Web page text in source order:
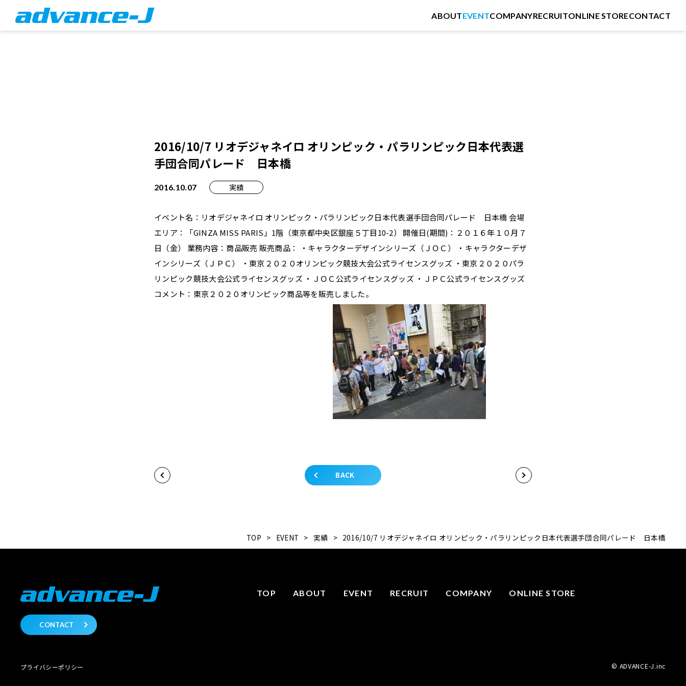
ABOUTEVENTCOMPANYRECRUITONLINE STORECONTACT
2016/10/7 リオデジャネイロ オリンピック・パラリンピック日本代表選
手団合同パレード 日本橋
2016.10.07 実績
イベント名：リオデジャネイロ オリンピック・パラリンピック日本代表選手団合同パレード 日本橋 会場
エリア：「GINZA MISS PARIS」1階（東京都中央区銀座５丁目10-2） 開催日(期間)：２０１６年１０月７
日（金） 業務内容：商品販売 販売商品： ・キャラクターデザインシリーズ（ＪＯＣ） ・キャラクターデザ
インシリーズ（ＪＰＣ） ・東京２０２０オリンピック競技大会公式ライセンスグッズ ・東京２０２０パラ
リンピック競技大会公式ライセンスグッズ ・ＪＯＣ公式ライセンスグッズ ・ＪＰＣ公式ライセンスグッズ
コメント：東京２０２０オリンピック商品等を販売しました。
BACK
TOP > EVENT > 実績 > 2016/10/7 リオデジャネイロ オリンピック・パラリンピック日本代表選手団合同パレード 日本橋
CONTACT
TOP ABOUT EVENT RECRUIT COMPANY ONLINE STORE
プライバシーポリシー © ADVANCE-J.inc